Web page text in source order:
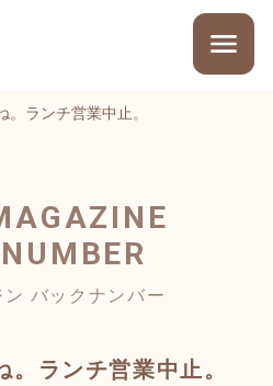
。ランチ営業中止。
ン バックナンバー
。ランチ営業中止。